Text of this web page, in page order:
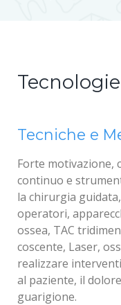
Tecniche e
Forte motivazione,
continuo e
la chirurgia
operatori,
ossea, TAC
coscente, Laser,
realizzare
al paziente, il
guarigione.